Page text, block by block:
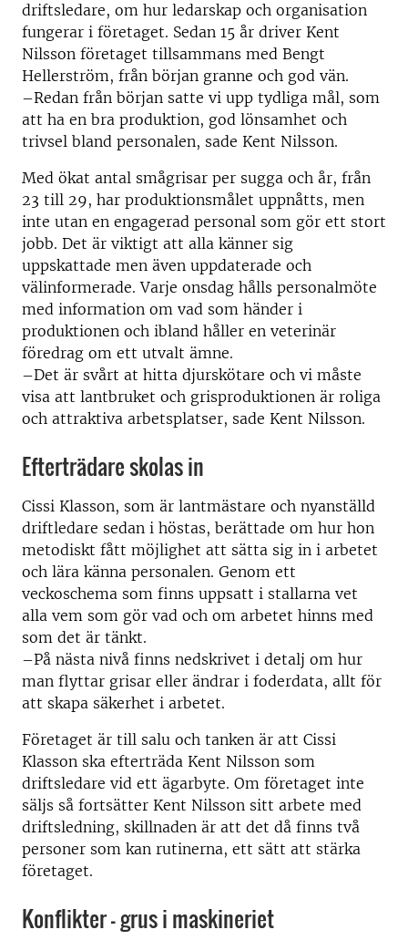
driftsledare, om hur ledarskap och organisation
fungerar i företaget. Sedan 15 år driver Kent
Nilsson företaget tillsammans med Bengt
Hellerström, från början granne och god vän.
–Redan från början satte vi upp tydliga mål, som
att ha en bra produktion, god lönsamhet och
trivsel bland personalen, sade Kent Nilsson.
Med ökat antal smågrisar per sugga och år, från
23 till 29, har produktionsmålet uppnåtts, men
inte utan en engagerad personal som gör ett stort
jobb. Det är viktigt att alla känner sig
uppskattade men även uppdaterade och
välinformerade. Varje onsdag hålls personalmöte
med information om vad som händer i
produktionen och ibland håller en veterinär
föredrag om ett utvalt ämne.
–Det är svårt at hitta djurskötare och vi måste
visa att lantbruket och grisproduktionen är roliga
och attraktiva arbetsplatser, sade Kent Nilsson.
Efterträdare skolas in
Cissi Klasson, som är lantmästare och nyanställd
driftledare sedan i höstas, berättade om hur hon
metodiskt fått möjlighet att sätta sig in i arbetet
och lära känna personalen. Genom ett
veckoschema som finns uppsatt i stallarna vet
alla vem som gör vad och om arbetet hinns med
som det är tänkt.
–På nästa nivå finns nedskrivet i detalj om hur
man flyttar grisar eller ändrar i foderdata, allt för
att skapa säkerhet i arbetet.
Företaget är till salu och tanken är att Cissi
Klasson ska efterträda Kent Nilsson som
driftsledare vid ett ägarbyte. Om företaget inte
säljs så fortsätter Kent Nilsson sitt arbete med
driftsledning, skillnaden är att det då finns två
personer som kan rutinerna, ett sätt att stärka
företaget.
Konflikter - grus i maskineriet